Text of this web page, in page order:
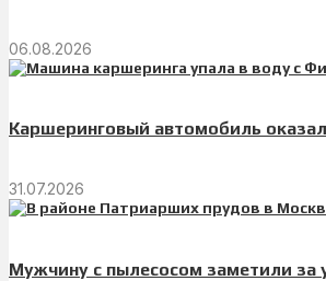
06.08.2026
Каршеринговый автомобиль
31.07.2026
Мужчину с пылесосом заметили